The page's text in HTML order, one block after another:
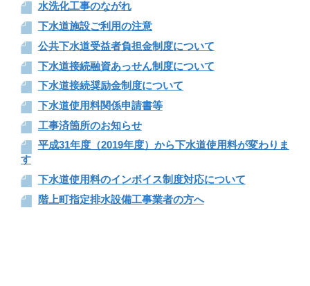
水洗化工事のながれ
下水道施設ご利用の注意
公共下水道受益者負担金制度について
下水道接続融資あっせん制度について
下水道接続奨励金制度について
下水道使用料関係申請書等
工事済箇所のお知らせ
平成31年度（2019年度）から下水道使用料が変わりま
す
下水道使用料のインボイス制度対応について
階上町指定排水設備工事業者の方へ